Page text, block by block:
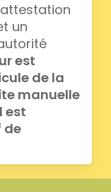
un
est
de la
manuelle
est
de